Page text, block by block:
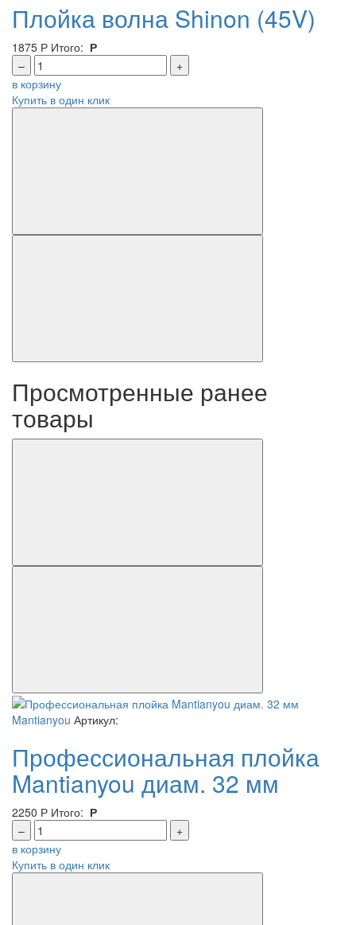
Плойка волна Shinon (45V)
1875 Р Итого: Р
–
+
в корзину
Купить в один клик
Просмотренные ранее
товары
Mantianyou Артикул:
Профессиональная плойка
Mantianyou диам. 32 мм
2250 Р Итого: Р
–
+
в корзину
Купить в один клик